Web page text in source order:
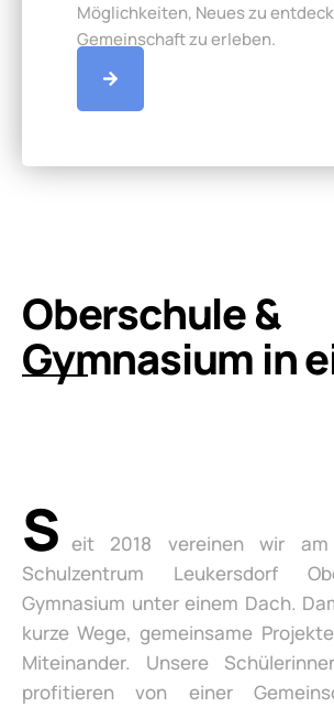
Möglichkeiten, Neues zu
Gemeinschaft zu erleben.
Oberschule &
Gymnasium in
S eit 2018 vereinen wir am
Schulzentrum Leukersdorf
Gymnasium unter einem Dach.
kurze Wege, gemeinsame
Miteinander. Unsere
profitieren von einer